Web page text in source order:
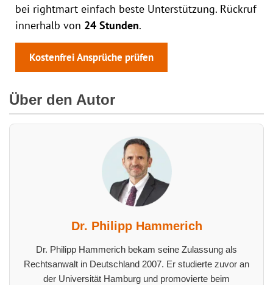
bei rightmart einfach beste Unterstützung. Rückruf
innerhalb von 24 Stunden.
Kostenfrei Ansprüche prüfen
Über den Autor
Dr. Philipp Hammerich
Dr. Philipp Hammerich bekam seine Zulassung als
Rechtsanwalt in Deutschland 2007. Er studierte zuvor an
der Universität Hamburg und promovierte beim